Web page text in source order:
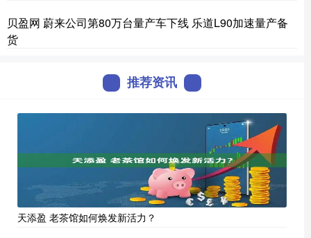
贝盈网 蔚来公司第80万台量产车下线 乐道L90加速量产备
货
推荐资讯
天添盈 老茶馆如何焕发新活力？